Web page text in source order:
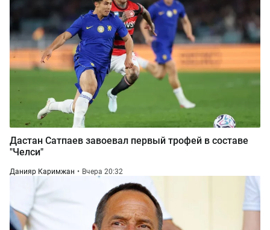
Дастан Сатпаев завоевал первый трофей в составе
"Челси"
Данияр Каримжан Вчера 20:32